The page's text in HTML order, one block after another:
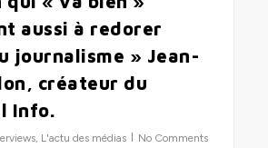
aussi à redorer
journalisme » Jean-
créateur du
Info.
, L'actu des médias No Comments